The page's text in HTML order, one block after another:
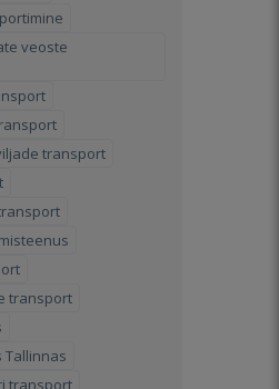
veoste
transport
transport
Tallinnas
transport